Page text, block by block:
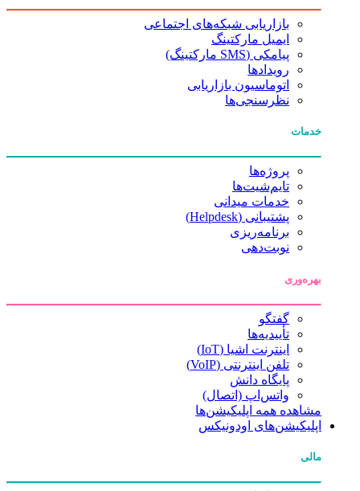
بازاریابی شبکه‌های اجتماعی
ایمیل مارکتینگ
پیامکی (SMS مارکتینگ)
رویدادها
اتوماسیون بازاریابی
نظرسنجی‌ها
خدمات
پروژه‌ها
تایم‌شیت‌ها
خدمات میدانی
پشتیبانی (Helpdesk)
برنامه‌ریزی
نوبت‌دهی
بهره‌وری
گفتگو
تأییدیه‌ها
اینترنت اشیا (IoT)
تلفن اینترنتی (VoIP)
پایگاه دانش
واتس‌اپ (اتصال)
مشاهده همه اپلیکیشن‌ها
اپلیکیشن‌های اودونیکس
مالی